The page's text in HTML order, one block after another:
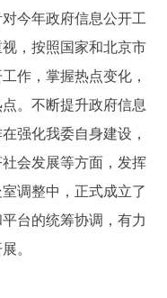
今年政府信息公开工
，按照国家和北京市
作，掌握热点变化，
。不断提升政府信息
强化我委自身建设，
会发展等方面，发挥
调整中，正式成立了
台的统筹协调，有力
。